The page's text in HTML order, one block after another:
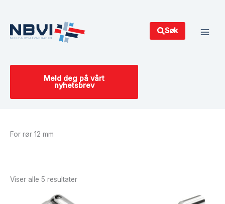
innholdet
Søk
Meld deg på vårt
nyhetsbrev
For rør 12 mm
Viser alle 5 resultater